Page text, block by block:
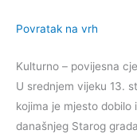
Povratak na vrh
Kulturno – povijesna
U srednjem vijeku 13.
kojima je mjesto dobilo
današnjeg Starog